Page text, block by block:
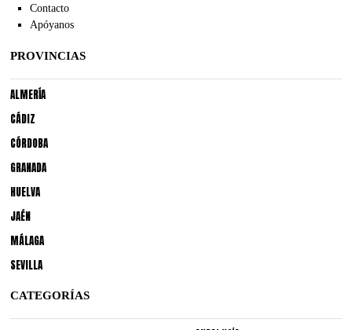
Contacto
Apóyanos
PROVINCIAS
ALMERÍA
CÁDIZ
CÓRDOBA
GRANADA
HUELVA
JAÉN
MÁLAGA
SEVILLA
CATEGORÍAS